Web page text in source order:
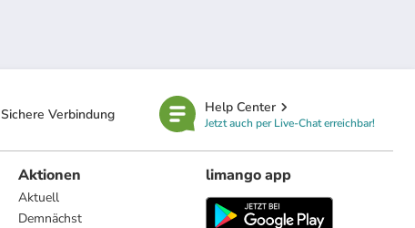
Sichere Verbindung Help Center
Jetzt auch per Live-Chat erreichbar!
Aktionen
Aktuell
Demnächst
limango app